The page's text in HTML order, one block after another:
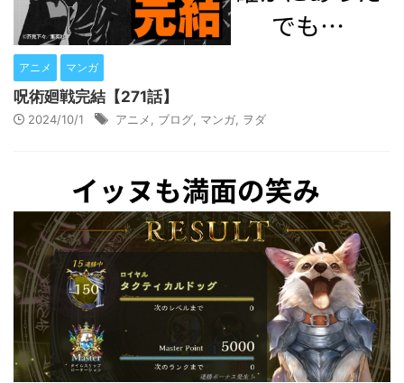
アニメ マンガ
呪術廻戦完結【271話】
2024/10/1 アニメ ブログ マンガ ヲダ